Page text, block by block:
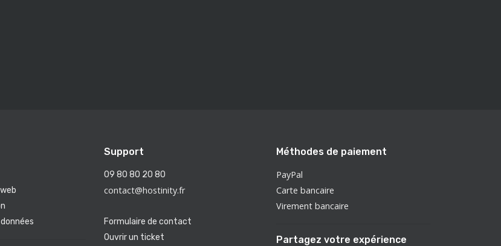
Support
09 80 80 20 80
contact@hostinity.fr
Formulaire de contact
Ouvrir un ticket
Méthodes de paiement
PayPal
Carte bancaire
Virement bancaire
Partagez votre expérience